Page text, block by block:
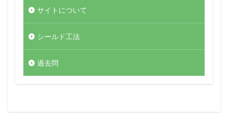
サイトについて
シールド工法
過去問